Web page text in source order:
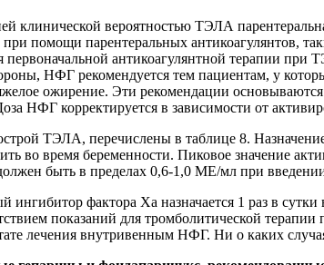
клинической ве­роятностью ТЭЛА
при помощи парентеральных
антикоагулянтной терапии
НФГ рекомендуется тем пациентам, у
ожирение. Эти рекомендации
НФГ корректируется в зависимости от
ТЭЛА, перечис­лены в таблице 8.
во время беременности. Пиковое значение
быть в пределах 0,6-1,0 МЕ/мл при
ингибитор фактора Xa назначается 1 раз в
показаний для тромболитической
лечения внутривенным НФГ. Ни о каких